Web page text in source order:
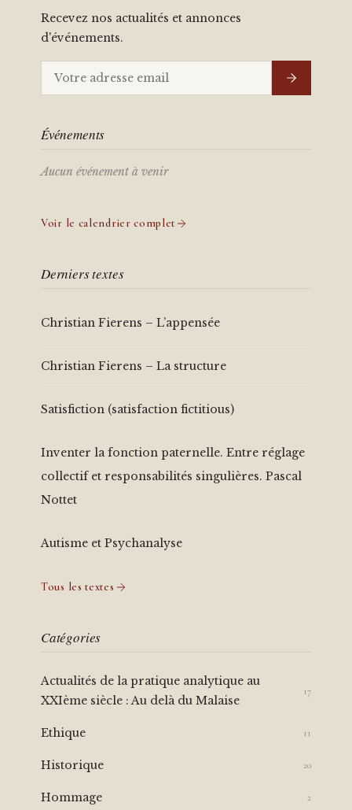
Recevez nos actualités et annonces
d'événements.
Événements
Aucun événement à venir
Voir le calendrier complet
Derniers textes
Christian Fierens – L’appensée
Christian Fierens – La structure
Satisfiction (satisfaction fictitious)
Inventer la fonction paternelle. Entre réglage
collectif et responsabilités singulières. Pascal
Nottet
Autisme et Psychanalyse
Tous les textes
Catégories
Actualités de la pratique analytique au
XXIème siècle : Au delà du Malaise
17
Ethique 11
Historique 20
Hommage 2